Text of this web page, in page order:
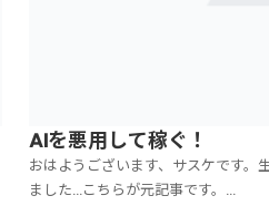
AIを悪用して稼ぐ！
おはようございます、サスケです。
ました…こちらが元記事です。